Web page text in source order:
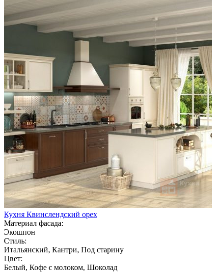
Кухня Квинслендский орех
Материал фасада:
Экошпон
Стиль:
Итальянский, Кантри, Под старину
Цвет:
Белый, Кофе с молоком, Шоколад